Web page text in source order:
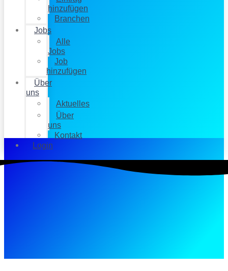
hinzufügen
Branchen
Jobs
Alle
Jobs
Job
hinzufügen
Über
uns
Aktuelles
Über
uns
Kontakt
Login